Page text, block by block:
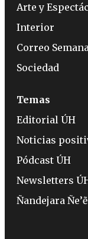
Arte y
Interior
Correo
Sociedad
Temas
Editorial ÚH
Noticias
Pódcast ÚH
Newsletters
Ñandejara Ñe’ẽ